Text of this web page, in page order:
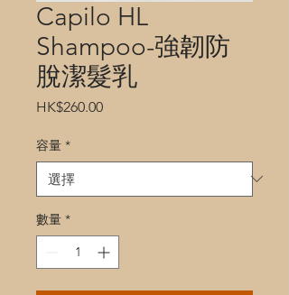
Capilo HL
Shampoo-強韌防
脫潔髮乳
HK$260.00價
容量 *
數量 *